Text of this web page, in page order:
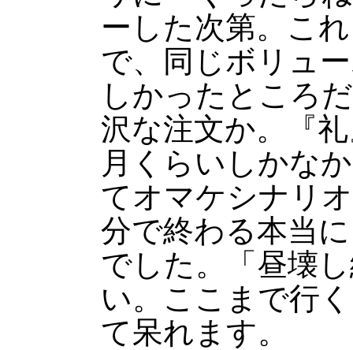
ーした次第。こ
で、同じボリュ
しかったところ
沢な注文か。『
月くらいしかな
てオマケシナリ
分で終わる本当
でした。「昼壊
い。ここまで行
て呆れます。